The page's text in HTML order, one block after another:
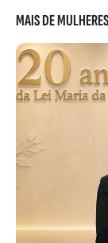
MAIS DE MULHERES